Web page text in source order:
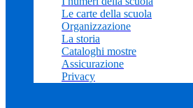
Le carte della scuola
Organizzazione
La storia
Cataloghi mostre
Assicurazione
Privacy